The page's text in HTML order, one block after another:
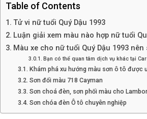
Table of Contents
Tử vi nữ tuổi Quý Dậu 1993
Luận giải xem màu nào hợp nữ tuổi
Màu xe cho nữ tuổi Quý Dậu 1993 nên
Bạn có thể quan tâm dịch vụ khác tại
Khám phá xu hướng màu sơn ô tô được
Sơn đổi màu 718 Cayman
Sơn choá đèn, sơn phối màu cho
Sơn chóa đèn Ô tô chuyên nghiệp